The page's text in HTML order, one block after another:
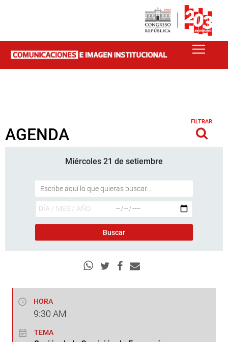
AGENDA
FILTRAR
Miércoles 21 de setiembre
HORA
9:30 AM
TEMA